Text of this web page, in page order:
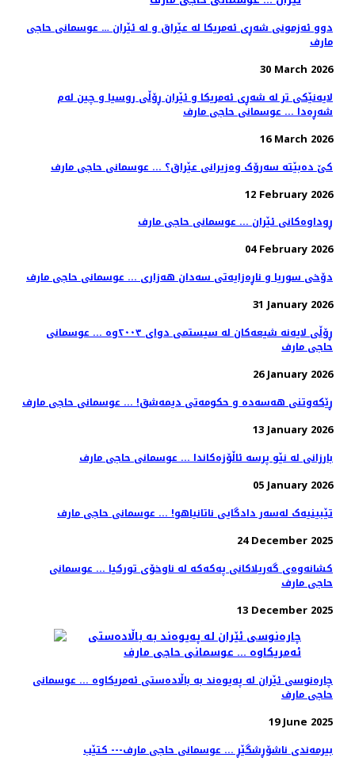
دوو ئەزمونی شەڕی ئەمریکا لە عێراق و لە ئێران … عوسمانی حاجی
مارف
30 March 2026
لایەنێکی تر لە شەڕی ئەمریکا و ئێران ڕۆڵی روسیا و چین لەم
شەڕەدا ... عوسمانی حاجی مارف
16 March 2026
کێ دەبێتە سەرۆک وەزیرانی عێراق؟ ... عوسمانی حاجی مارف
12 February 2026
ڕوداوەکانی ئێران ... عوسمانی حاجی مارف
04 February 2026
دۆخی سوریا و ناڕەزایەتی سەدان هەزاری ... عوسمانی حاجی مارف
31 January 2026
ڕۆڵی لایەنە شیعەکان لە سیستمی دوای ٢٠٠٣وە ... عوسمانی
حاجی مارف
26 January 2026
ڕێکەوتنی هەسەدە و حکومەتی دیمەشق! ... عوسمانی حاجی مارف
13 January 2026
بارزانی لە نێو پرسە ئاڵۆزەکاندا ... عوسمانی حاجی مارف
05 January 2026
تێبینیەک لەسەر دادگایی ناتانیاهو! ... عوسمانی حاجی مارف
24 December 2025
کشانەوەی گەریلاکانی پەکەکە لە ناوخۆی تورکیا ... عوسمانی
حاجی مارف
13 December 2025
چارەنوسی ئێران لە پەیوەند بە باڵادەستی ئەمریکاوە ... عوسمانی
حاجی مارف
19 June 2025
بیرمەندی ناشۆڕشگێڕ ... عوسمانی حاجی مارف--- کتێب